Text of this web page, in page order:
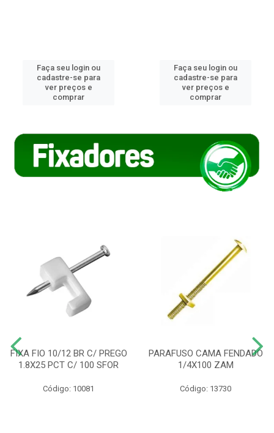
Faça seu login ou
cadastre-se para
ver preços e
comprar
Faça seu login ou
cadastre-se para
ver preços e
comprar
FIXA FIO 10/12 BR C/ PREGO
1.8X25 PCT C/ 100 SFOR
Código: 10081
PARAFUSO CAMA FENDADO
1/4X100 ZAM
Código: 13730